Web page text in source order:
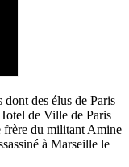
dont des élus de Paris
de Ville de Paris
frère du militant Amine
à Marseille le